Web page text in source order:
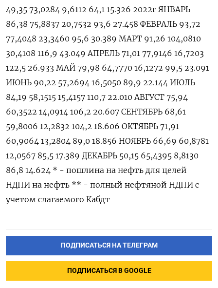
49,35 73,0284 9,6112 64,1 15.326 2022г ЯНВАРЬ
86,38 75,8837 20,7532 93,6 27.458 ФЕВРАЛЬ 93,72
77,4048 23,3460 95,6 30.389 МАРТ 91,26 104,0810
30,4108 116,9 43.049 АПРЕЛЬ 71,01 77,9146 16,7203
122,5 26.933 МАЙ 79,98 64,7770 16,1272 99,5 23.091
ИЮНЬ 90,22 57,2694 16,5050 89,9 22.144 ИЮЛЬ
84,19 58,1515 15,4157 110,7 22.010 АВГУСТ 75,94
60,3522 14,0914 106,2 20.607 СЕНТЯБРЬ 68,61
59,8006 12,2832 104,2 18.606 ОКТЯБРЬ 71,91
60,9064 13,2804 89,0 18.856 НОЯБРЬ 66,69 60,8781
12,0567 85,5 17.389 ДЕКАБРЬ 50,15 65,4395 8,8130
86,8 14.624 * - пошлина на нефть для целей
НДПИ на нефть ** - полный нефтяной НДПИ с
учетом слагаемого Кабдт
ПОДПИСАТЬСЯ НА ТЕЛЕГРАМ
ПОДПИСАТЬСЯ В GOOGLE